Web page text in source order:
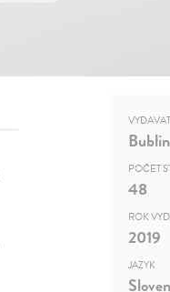
POČET
48
ROK
2019
JAZYK